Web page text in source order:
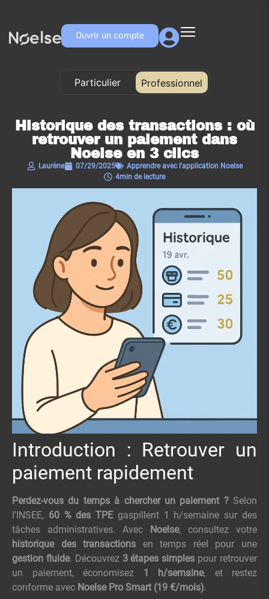
Ouvrir un compte
Particulier Professionnel
Professionnel
Historique des transactions : où
retrouver un paiement dans
Noelse en 3 clics
Laurène 07/29/2025
Apprendre avec l'application Noelse​
4min de lecture
Introduction : Retrouver un
paiement rapidement
Perdez-vous du temps à chercher un paiement ?Selon
l’INSEE, 60 % des TPE gaspillent 1 h/semaine sur des
tâches administratives. Avec Noelse, consultez votre
historique des transactions en temps réel pour une
gestion fluide. Découvrez 3 étapes simples pour retrouver
un paiement, économisez 1 h/semaine, et restez
conforme avec Noelse Pro Smart (19 €/mois).